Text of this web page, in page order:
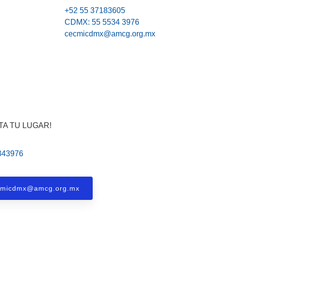
+52 55 37183605
CDMX: 55 5534 3976
cecmicdmx@amcg.org.mx
TU LUGAR!